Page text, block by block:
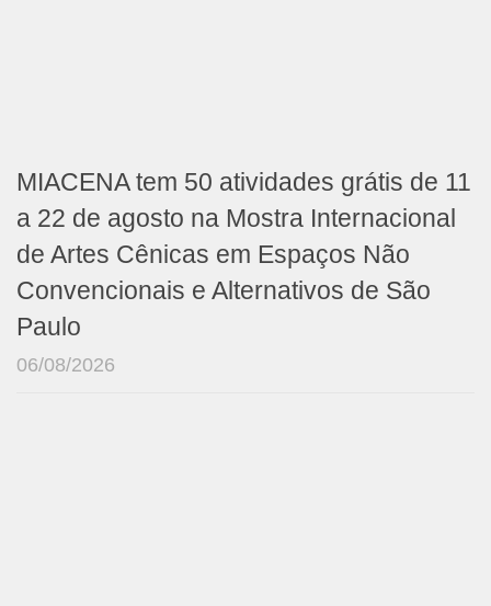
MIACENA tem 50 atividades grátis de 11
a 22 de agosto na Mostra Internacional
de Artes Cênicas em Espaços Não
Convencionais e Alternativos de São
Paulo
06/08/2026